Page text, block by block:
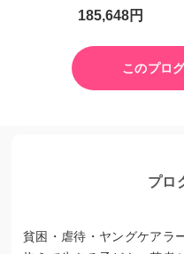
185,648円
このプロ
プロ
貧困・虐待・ヤングケアラ